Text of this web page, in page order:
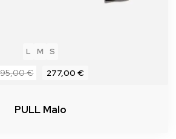
L M S
€ 277,00 €
PULL Malo